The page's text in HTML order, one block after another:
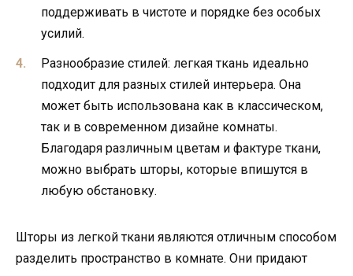
поддерживать в чистоте и порядке без особых
усилий.
Разнообразие стилей: легкая ткань идеально
подходит для разных стилей интерьера. Она
может быть использована как в классическом,
так и в современном дизайне комнаты.
Благодаря различным цветам и фактуре ткани,
можно выбрать шторы, которые впишутся в
любую обстановку.
Шторы из легкой ткани являются отличным способом
разделить пространство в комнате. Они придают